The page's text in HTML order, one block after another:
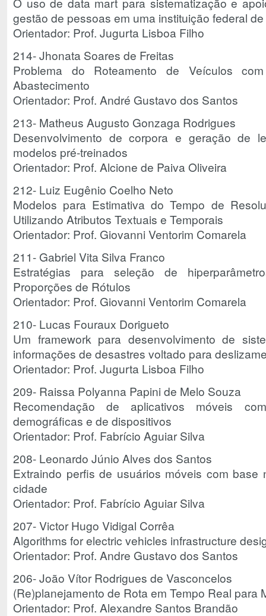
gestão de pessoas em uma instituição federal
Orientador: Prof. Jugurta Lisboa Filho
214- Jhonata Soares de Freitas
Problema do Roteamento de Veículos
Abastecimento
Orientador: Prof. André Gustavo dos Santos
213- Matheus Augusto Gonzaga Rodrigues
Desenvolvimento de corpora e geração de
modelos pré-treinados
Orientador: Prof. Alcione de Paiva Oliveira
212- Luiz Eugênio Coelho Neto
Modelos para Estimativa do Tempo de
Utilizando Atributos Textuais e Temporais
Orientador: Prof. Giovanni Ventorim Comarela
211- Gabriel Vita Silva Franco
Estratégias para seleção de
Proporções de Rótulos
Orientador: Prof. Giovanni Ventorim Comarela
210- Lucas Fouraux Dorigueto
Um framework para desenvolvimento de
informações de desastres voltado para
Orientador: Prof. Jugurta Lisboa Filho
209- Raissa Polyanna Papini de Melo Souza
Recomendação de aplicativos móveis
demográficas e de dispositivos
Orientador: Prof. Fabrício Aguiar Silva
208- Leonardo Júnio Alves dos Santos
Extraindo perfis de usuários móveis com
cidade
Orientador: Prof. Fabrício Aguiar Silva
207- Victor Hugo Vidigal Corrêa
Algorithms for electric vehicles infrastructure
Orientador: Prof. Andre Gustavo dos Santos
206- João Vítor Rodrigues de Vasconcelos
(Re)planejamento de Rota em Tempo Real para
Orientador: Prof. Alexandre Santos Brandão